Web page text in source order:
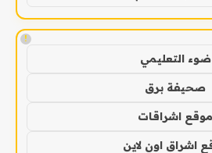
!
ضوء التعليمي
صحيفة برق
موقع اشراقات
اشراق اون لاين